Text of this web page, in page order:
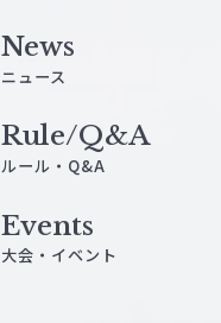
News
ニュース
Events
大会・イベント
Rule/Q&A
ルール・Q&A